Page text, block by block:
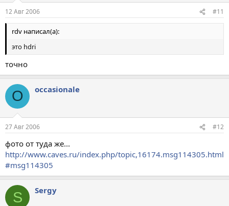
12 Авг 2006 #11
rdv написал(а):
это hdri
точно
O occasionale
27 Авг 2006 #12
фото от туда же...
http://www.caves.ru/index.php/topic,16174.msg114305.html
#msg114305
S Sergy